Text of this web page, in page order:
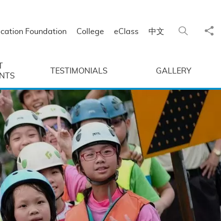
Foundation College eClass 中文 Search
TESTIMONIALS GALLERY